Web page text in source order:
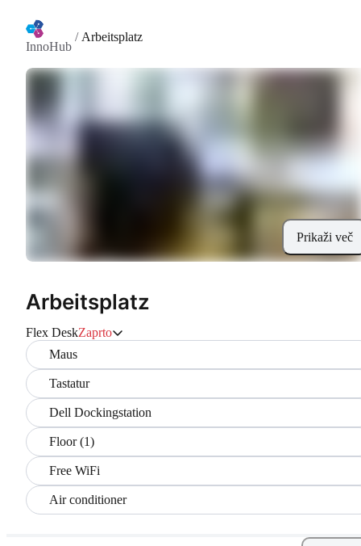
InnoHub
/ Arbeitsplatz
Prikaži več
Arbeitsplatz
Flex DeskZaprto
Maus
Tastatur
Dell Dockingstation
Floor (1)
Free WiFi
Air conditioner